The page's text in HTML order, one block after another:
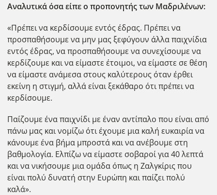
Αναλυτικά όσα είπε ο προπονητής των Μαδριλένων:
«Πρέπει να κερδίσουμε εντός έδρας. Πρέπει να
προσπαθήσουμε να μην μας ξεφύγουν άλλα παιχνίδια
εντός έδρας, να προσπαθήσουμε να συνεχίσουμε να
κερδίζουμε και να είμαστε έτοιμοι, να είμαστε σε θέση
να είμαστε ανάμεσα στους καλύτερους όταν έρθει
εκείνη η στιγμή, αλλά είναι ξεκάθαρο ότι πρέπει να
κερδίσουμε.
Παίζουμε ένα παιχνίδι με έναν αντίπαλο που είναι από
πάνω μας και νομίζω ότι έχουμε μια καλή ευκαιρία να
κάνουμε ένα βήμα μπροστά και να ανέβουμε στη
βαθμολογία. Ελπίζω να είμαστε σοβαροί για 40 λεπτά
και να νικήσουμε μια ομάδα όπως η Ζαλγκίρις που
είναι πολύ δυνατή στην Ευρώπη και παίζει πολύ
καλά».